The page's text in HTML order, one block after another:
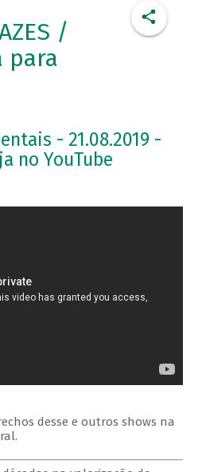
/
para
- 21.08.2019 -
no YouTube
desse e outros shows na